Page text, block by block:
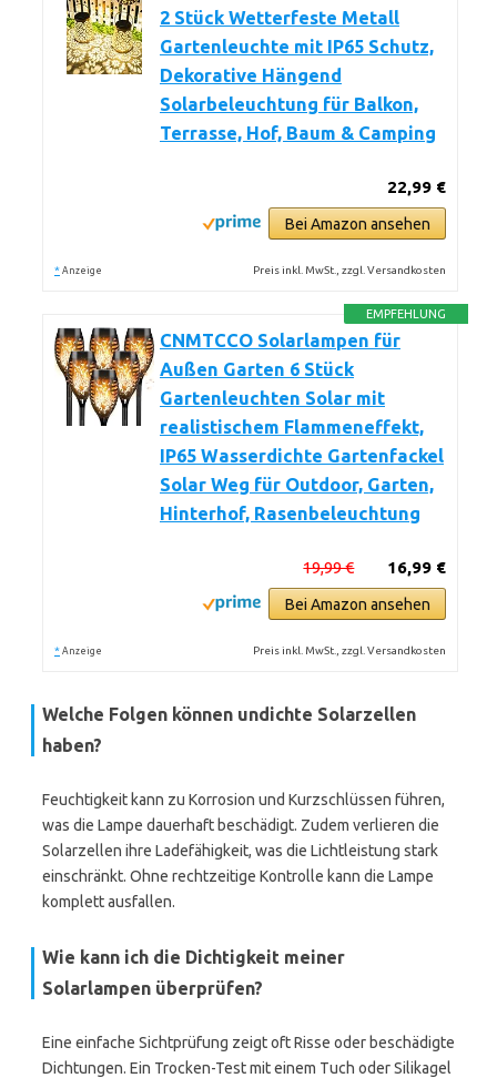
2 Stück Wetterfeste Metall
Gartenleuchte mit IP65 Schutz,
Dekorative Hängend
Solarbeleuchtung für Balkon,
Terrasse, Hof, Baum & Camping
22,99 €
Bei Amazon ansehen
* Anzeige Preis inkl. MwSt., zzgl. Versandkosten
EMPFEHLUNG
CNMTCCO Solarlampen für
Außen Garten 6 Stück
Gartenleuchten Solar mit
realistischem Flammeneffekt,
IP65 Wasserdichte Gartenfackel
Solar Weg für Outdoor, Garten,
Hinterhof, Rasenbeleuchtung
16,99 €
19,99 €
Bei Amazon ansehen
* Anzeige Preis inkl. MwSt., zzgl. Versandkosten
Welche Folgen können undichte Solarzellen
haben?
Feuchtigkeit kann zu Korrosion und Kurzschlüssen führen,
was die Lampe dauerhaft beschädigt. Zudem verlieren die
Solarzellen ihre Ladefähigkeit, was die Lichtleistung stark
einschränkt. Ohne rechtzeitige Kontrolle kann die Lampe
komplett ausfallen.
Wie kann ich die Dichtigkeit meiner
Solarlampen überprüfen?
Eine einfache Sichtprüfung zeigt oft Risse oder beschädigte
Dichtungen. Ein Trocken-Test mit einem Tuch oder Silikagel